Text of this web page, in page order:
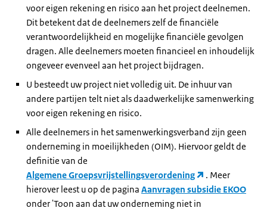
voor eigen rekening en risico aan het project deelnemen.
Dit betekent dat de deelnemers zelf de financiële
verantwoordelijkheid en mogelijke financiële gevolgen
dragen. Alle deelnemers moeten financieel en inhoudelijk
ongeveer evenveel aan het project bijdragen.
U besteedt uw project niet volledig uit. De inhuur van
andere partijen telt niet als daadwerkelijke samenwerking
voor eigen rekening en risico.
Alle deelnemers in het samenwerkingsverband zijn geen
onderneming in moeilijkheden (OIM). Hiervoor geldt de
definitie van de
Algemene Groepsvrijstellingsverordening
. Meer
hierover leest u op de pagina Aanvragen subsidie EKOO
onder 'Toon aan dat uw onderneming niet in